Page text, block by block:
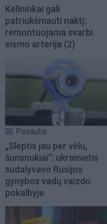
Kelininkai gali
patriukšmauti naktį:
remontuojama svarbi
eismo arterija (2)
Pasaulis
„Slėptis jau per vėlu,
šunsnukiai“: ukrainietis
sudalyvavo Rusijos
gynybos vadų vaizdo
pokalbyje